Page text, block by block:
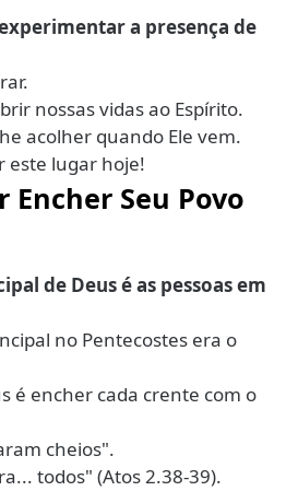
a presença de
nossas vidas ao Espírito.
acolher quando Ele vem.
este lugar hoje!
Encher Seu Povo
de Deus é as pessoas em
no Pentecostes era o
é encher cada crente com o
cheios".
todos" (Atos 2.38-39).